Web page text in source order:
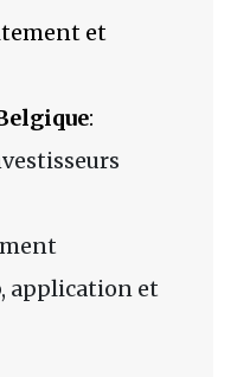
et
:
application et